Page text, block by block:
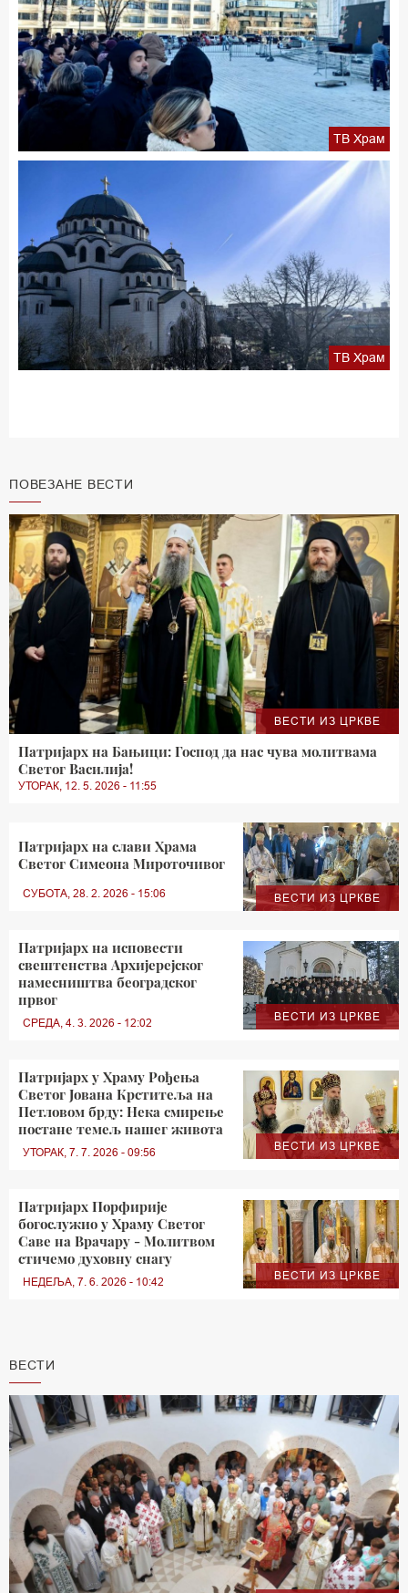
ТВ Храм
ТВ Храм
ПОВЕЗАНЕ ВЕСТИ
ВЕСТИ ИЗ ЦРКВЕ
Патријарх на Бањици: Господ да нас чува молитвама
Светог Василија!
УТОРАК, 12. 5. 2026 - 11:55
ВЕСТИ ИЗ ЦРКВЕ
Патријарх на слави Храма
Светог Симеона Мироточивог
СУБОТА, 28. 2. 2026 - 15:06
ВЕСТИ ИЗ ЦРКВЕ
Патријарх на исповести
свештенства Архијерејског
намесништва београдског
првог
СРЕДА, 4. 3. 2026 - 12:02
ВЕСТИ ИЗ ЦРКВЕ
Патријарх у Храму Рођења
Светог Јована Крститеља на
Петловом брду: Нека смирење
постане темељ нашег живота
УТОРАК, 7. 7. 2026 - 09:56
ВЕСТИ ИЗ ЦРКВЕ
Патријарх Порфирије
богослужио у Храму Светог
Саве на Врачару - Молитвом
стичемо духовну снагу
НЕДЕЉА, 7. 6. 2026 - 10:42
ВЕСТИ